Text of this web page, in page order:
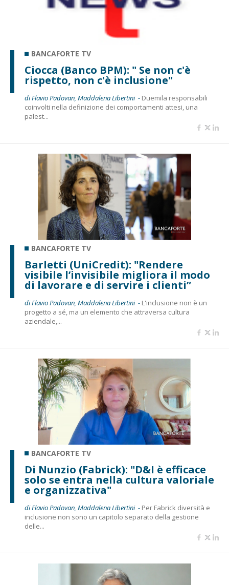
BANCAFORTE TV
Ciocca (Banco BPM): " Se non c'è
rispetto, non c'è inclusione"
di Flavio Padovan, Maddalena Libertini - Duemila responsabili
coinvolti nella definizione dei comportamenti attesi, una
palest...
BANCAFORTE TV
Barletti (UniCredit): "Rendere
visibile l’invisibile migliora il modo
di lavorare e di servire i clienti”
di Flavio Padovan, Maddalena Libertini - L'inclusione non è un
progetto a sé, ma un elemento che attraversa cultura
aziendale,...
BANCAFORTE TV
Di Nunzio (Fabrick): "D&I è efficace
solo se entra nella cultura valoriale
e organizzativa"
di Flavio Padovan, Maddalena Libertini - Per Fabrick diversità e
inclusione non sono un capitolo separato della gestione
delle...